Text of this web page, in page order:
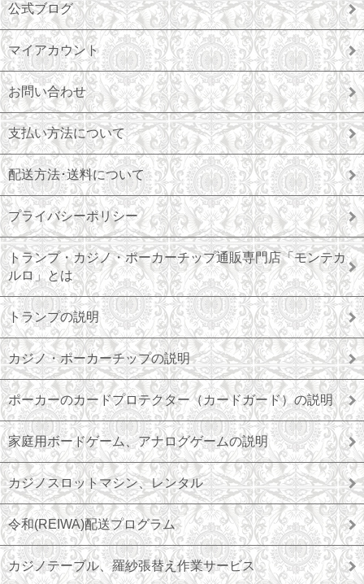
公式ブログ
マイアカウント
お問い合わせ
支払い方法について
配送方法･送料について
プライバシーポリシー
トランプ・カジノ・ポーカーチップ通販専門店「モンテカ
ルロ」とは
トランプの説明
カジノ・ポーカーチップの説明
ポーカーのカードプロテクター（カードガード）の説明
家庭用ボードゲーム、アナログゲームの説明
カジノスロットマシン、レンタル
令和(REIWA)配送プログラム
カジノテーブル、羅紗張替え作業サービス